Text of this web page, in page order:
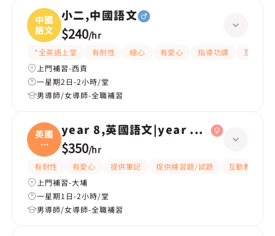
中國
語文
小二,中國語文
$240/hr
*全英語上堂 有耐性 細心 有愛心 指導功課
互動教學
上門補習-西貢
一星期2日-2小時/堂
男導師/女導師-全職補習
英國
語
文|
year 8,英國語文|year 6,英國語文
$350/hr
有耐性 有愛心 提供筆記 提供練習題/試題 互動教學
上門補習-大埔
一星期1日-2小時/堂
男導師/女導師-全職補習